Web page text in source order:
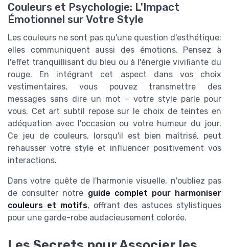
Couleurs et Psychologie: L'Impact
Émotionnel sur Votre Style
Les couleurs ne sont pas qu'une question d'esthétique;
elles communiquent aussi des émotions. Pensez à
l'effet tranquillisant du bleu ou à l'énergie vivifiante du
rouge. En intégrant cet aspect dans vos choix
vestimentaires, vous pouvez transmettre des
messages sans dire un mot – votre style parle pour
vous. Cet art subtil repose sur le choix de teintes en
adéquation avec l'occasion ou votre humeur du jour.
Ce jeu de couleurs, lorsqu'il est bien maîtrisé, peut
rehausser votre style et influencer positivement vos
interactions.
Dans votre quête de l'harmonie visuelle, n'oubliez pas
de consulter notre guide complet pour harmoniser
couleurs et motifs, offrant des astuces stylistiques
pour une garde-robe audacieusement colorée.